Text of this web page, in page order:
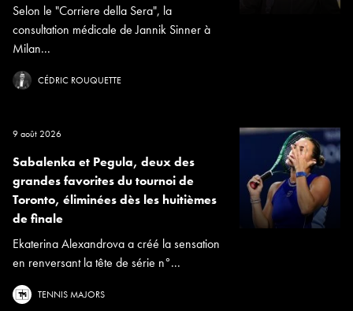
Selon le "Corriere della Sera", la
consultation médicale de Jannik Sinner à
Milan...
CÉDRIC ROUQUETTE
9 août 2026
Sabalenka et Pegula, deux des
grandes favorites du tournoi de
Toronto, éliminées dès les huitièmes
de finale
Ekaterina Alexandrova a créé la sensation
en renversant la tête de série n°...
TENNIS MAJORS